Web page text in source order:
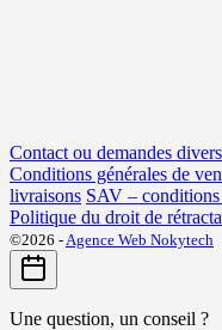
Contact ou demandes
Conditions générales de
livraisons SAV – conditions
Politique du droit de
©2026 -Agence Web Nokytech
Une question, un conseil ?